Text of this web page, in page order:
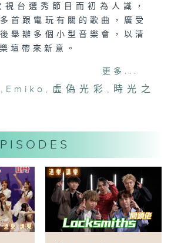
台選秀節目而初為人識，
首跟電玩有關的歌曲，廣受
舉辦多個小型音樂會，以清
壇帶來新意。
講樂》Emiko會親身演繹
《時光之杖》，將兩大遊戲
新療癒的樂曲。
更多...
, Emiko , 虛偽光彩 , 時光之